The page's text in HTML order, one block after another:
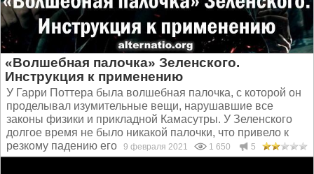
«Волшебная палочка» Зеленского.
Инструкция к применению
У Гарри Поттера была волшебная палочка, с которой он
проделывал изумительные вещи, нарушавшие все
законы физики и прикладной Камасутры. У Зеленского
долгое время не было никакой палочки, что привело к
резкому падению его рейтинга. Даже пресс-секретарша...
9 февраля 2021 1 650 5